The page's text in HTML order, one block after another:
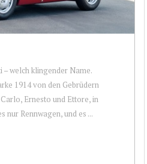
– welch klingender Name.
1914 von den Gebrüdern
Ernesto und Ettore, in
nur Rennwagen, und es ...